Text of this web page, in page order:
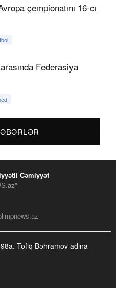
çempionatını 16-cı
Federasiya
Cəmiyyət
Tofiq Bəhramov adına